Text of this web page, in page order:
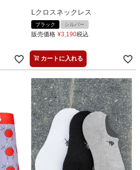
Lクロスネックレス
ブラック シルバー
販売価格 ¥3,190税込
カートに入れる